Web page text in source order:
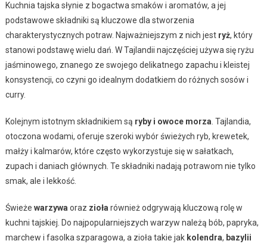
Kuchnia tajska słynie z bogactwa smaków i aromatów, a jej
podstawowe składniki są kluczowe dla stworzenia
charakterystycznych potraw. Najważniejszym z nich jest ryż, który
stanowi podstawę wielu dań. W Tajlandii najczęściej używa się ryżu
jaśminowego, znanego ze swojego delikatnego zapachu i kleistej
konsystencji, co czyni go idealnym dodatkiem do różnych sosów i
curry.
Kolejnym istotnym składnikiem są ryby i owoce morza . Tajlandia,
otoczona wodami, oferuje szeroki wybór świeżych ryb, krewetek,
małży i kalmarów, które często wykorzystuje się w sałatkach,
zupach i daniach głównych. Te składniki nadają potrawom nie tylko
smak, ale i lekkość.
Świeże warzywa oraz zioła również odgrywają kluczową rolę w
kuchni tajskiej. Do najpopularniejszych warzyw należą bób, papryka,
marchew i fasolka szparagowa, a zioła takie jak kolendra, bazylii